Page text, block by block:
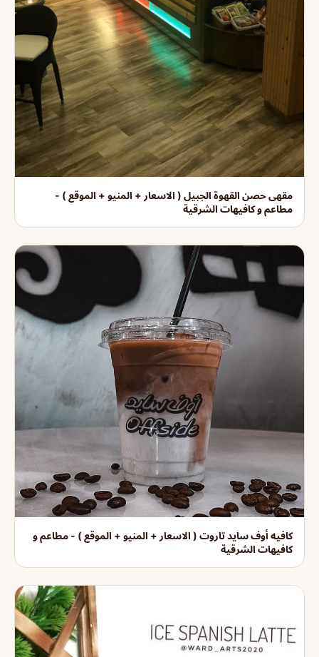
مقهى حصن القهوة الجبيل ( الاسعار + المنيو + الموقع ) -
مطاعم و كافيهات الشرقية
كافيه أوف سايد تاروت ( الاسعار + المنيو + الموقع ) - مطاعم و
كافيهات الشرقية